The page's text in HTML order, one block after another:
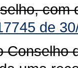
com
de
Conselho